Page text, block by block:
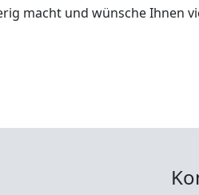
macht und wünsche Ihnen